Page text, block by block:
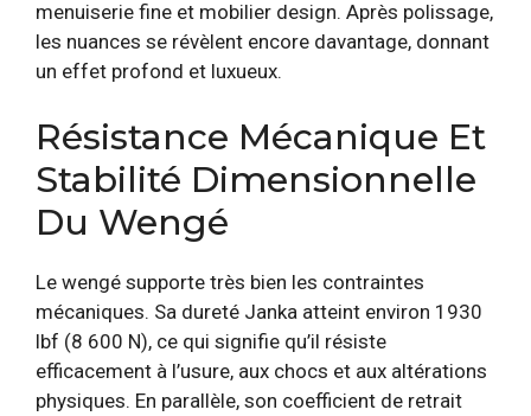
menuiserie fine et mobilier design. Après polissage,
les nuances se révèlent encore davantage, donnant
un effet profond et luxueux.
Résistance Mécanique Et
Stabilité Dimensionnelle
Du Wengé
Le wengé supporte très bien les contraintes
mécaniques. Sa dureté Janka atteint environ 1930
lbf (8 600 N), ce qui signifie qu’il résiste
efficacement à l’usure, aux chocs et aux altérations
physiques. En parallèle, son coefficient de retrait